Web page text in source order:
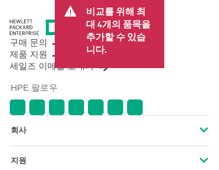
며 판매세/VAT 및 배송 등 기타 수수
료가 포함될 수 있습니다. 리셀러가
설정한 트랜잭션 가격은 다른 리셀
러가 설정한 가격 및 표시 가격과 다
를 수 있습니다. 표시 가격에는 기간
한정 프로모션 혜택이 포함될 수 있
습니다. HPE는 시장 상황 변화, 제품
수명 종료, 광고 오류 등을 포함하되
이에 국한되지 않는 사유로 언제든
지 가격을 조정할 권리를 보유합니
비교를 위해 최
대 4개의 품목을
추가할 수 있습
니다.
구매 문의
제품 지원
세일즈 이메일 보내기
HPE 팔로우
회사
HPE 소개
지원